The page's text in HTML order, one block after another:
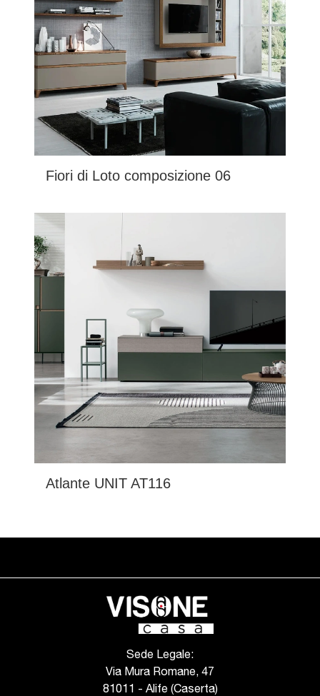
Fiori di Loto composizione 06
Atlante UNIT AT116
Sede Legale:
Via Mura Romane, 47
81011 - Alife (Caserta)